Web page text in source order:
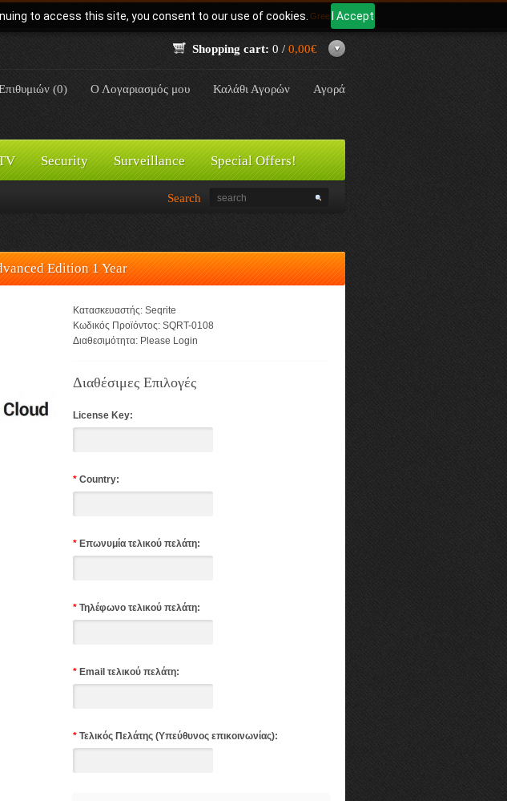
to access this site, you consent to our use of cookies. I Accept
Γλώσσα: Greek
Shopping cart: 0 / 0,00€
(0) Ο Λογαριασμός μου Καλάθι Αγορών Αγορά
Security Surveillance Special Offers!
Search
Edition 1 Year
Κατασκευαστής: Seqrite
Κωδικός Προϊόντος: SQRT-0108
Διαθεσιμότητα: Please Login
Διαθέσιμες Επιλογές
License Key:
* Country:
* Επωνυμία τελικού πελάτη:
* Τηλέφωνο τελικού πελάτη:
* Email τελικού πελάτη:
* Τελικός Πελάτης (Υπεύθυνος επικοινωνίας):